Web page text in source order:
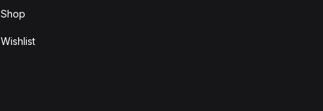
Shop
Wishlist